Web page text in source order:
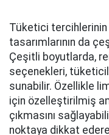
Tüketici
tasarımlarının da
Çeşitli boyutlarda,
seçenekleri,
sunabilir. Özellikle
için özelleştirilmiş
çıkmasını
noktaya dikkat